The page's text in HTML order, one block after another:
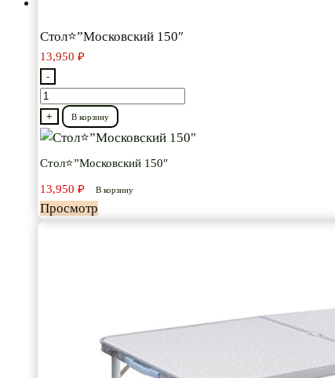
Стол⭐”Московский 150″
13,950 ₽
-
Количество
товара
Стол⭐”Московский
+ В корзину
Стол⭐”Московский 150″
13,950 ₽ В корзину
Просмотр